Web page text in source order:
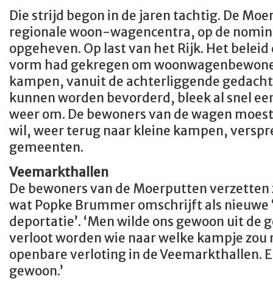
Die strijd begon in de jaren tachtig. De
regionale woon-wagencentra, op de
opgeheven. Op last van het Rijk. Het
vorm had gekregen om
kampen, vanuit de achterliggende
kunnen worden bevorderd, bleek al snel
weer om. De bewoners van de wagen
wil, weer terug naar kleine kampen,
gemeenten.
Veemarkthallen
De bewoners van de Moerputten
wat Popke Brummer omschrijft als nieuwe
deportatie’. ‘Men wilde ons gewoon uit de
verloot worden wie naar welke kampje zou
openbare verloting in de Veemarkthallen.
gewoon.’